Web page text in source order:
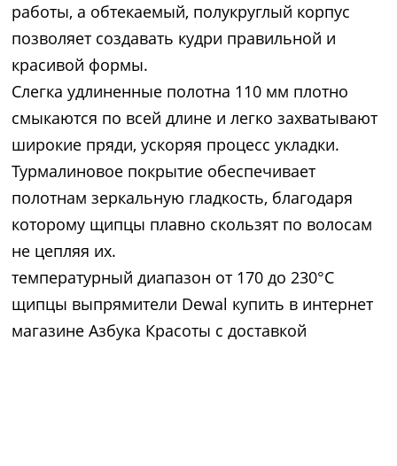
работы, а обтекаемый, полукруглый корпус
позволяет создавать кудри правильной и
красивой формы.
Слегка удлиненные полотна 110 мм плотно
смыкаются по всей длине и легко захватывают
широкие пряди, ускоряя процесс укладки.
Турмалиновое покрытие обеспечивает
полотнам зеркальную гладкость, благодаря
которому щипцы плавно скользят по волосам
не цепляя их.
температурный диапазон от 170 до 230°C
щипцы выпрямители Dewal купить в интернет
магазине Азбука Красоты с доставкой